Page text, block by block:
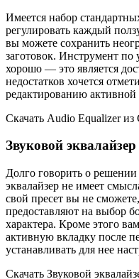
Имеется набор
регулировать каждый
вы можете сохранить
заготовок. Инструмент по
хорошо — это является
недостатков хочется
редактированию активной
Скачать Audio Equalizer из
Звуковой эквалайзер
Долго говорить о
эквалайзер не имеет
свой пресет вы не
предоставляют на выбор
характера. Кроме этого
активную вкладку после
устанавливать для нее
Скачать Звуковой